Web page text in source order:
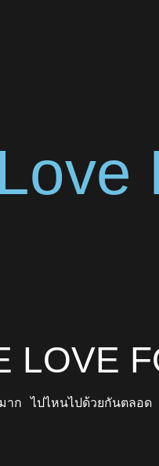
LOVE
ก ไปไหนไปด้วยกันตลอด